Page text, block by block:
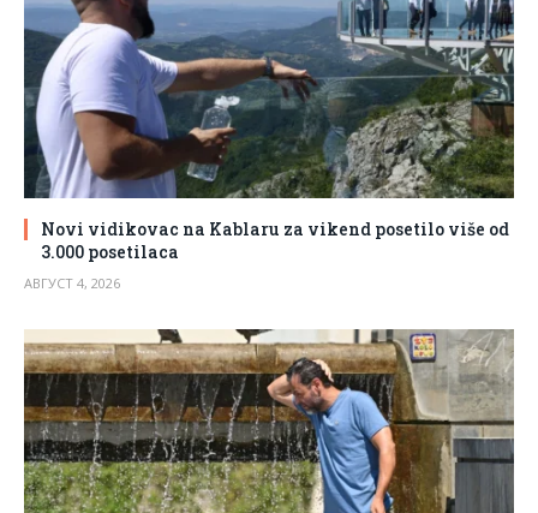
Novi vidikovac na Kablaru za vikend posetilo više od
3.000 posetilaca
АВГУСТ 4, 2026